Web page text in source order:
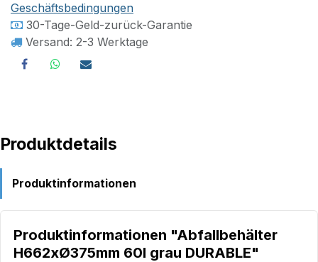
Geschäftsbedingungen
30-Tage-Geld-zurück-Garantie
Versand: 2-3 Werktage
Produktdetails
Produktinformationen
Produktinformationen "Abfallbehälter
H662xØ375mm 60l grau DURABLE"